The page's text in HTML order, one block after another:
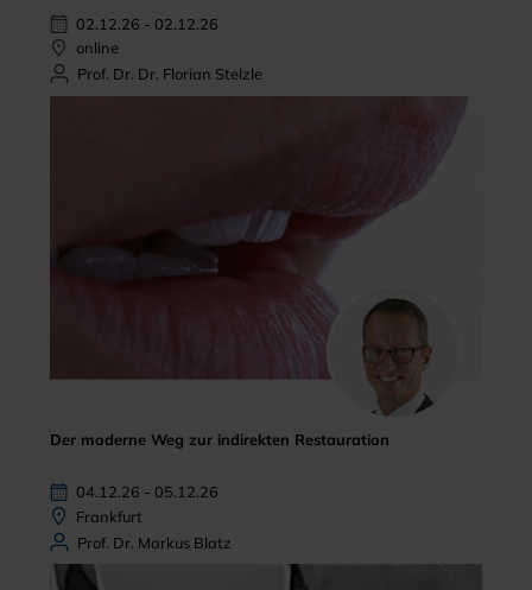
02.12.26 - 02.12.26
online
Prof. Dr. Dr. Florian Stelzle
Der moderne Weg zur indirekten Restauration
04.12.26 - 05.12.26
Frankfurt
Prof. Dr. Markus Blatz